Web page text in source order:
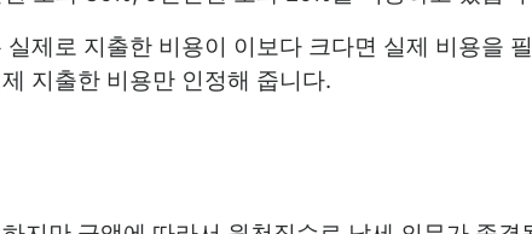
제로 지출한 비용이 이보다 크다면 실제 비용을
지출한 비용만 인정해 줍니다.